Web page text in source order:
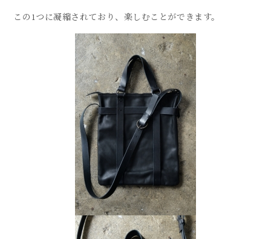
この1つに凝縮されており、楽しむことができます。